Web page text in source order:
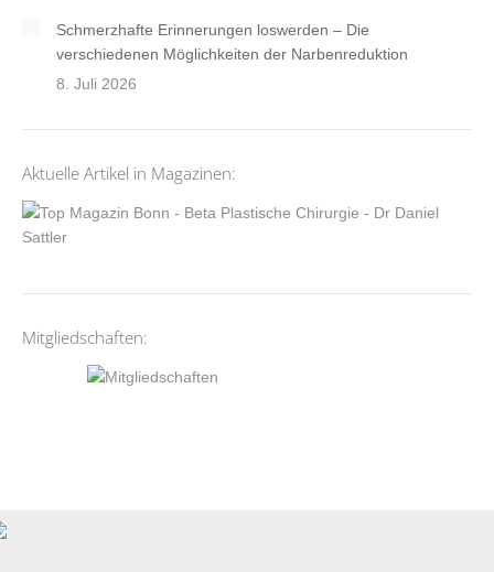
Schmerzhafte Erinnerungen loswerden – Die
verschiedenen Möglichkeiten der Narbenreduktion
8. Juli 2026
Aktuelle Artikel in Magazinen:
Mitgliedschaften: